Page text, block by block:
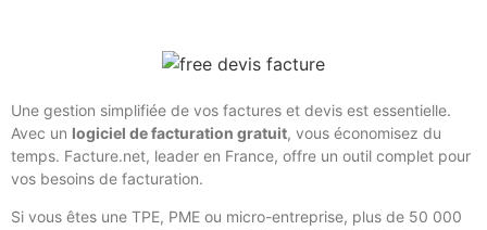
Une gestion simplifiée de vos factures et devis est essentielle.
Avec un logiciel de facturation gratuit, vous économisez du
temps. Facture.net, leader en France, offre un outil complet pour
vos besoins de facturation.
Si vous êtes une TPE, PME ou micro-entreprise, plus de 50 000